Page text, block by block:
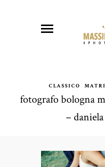
CLASSICO
fotografo bologna
–